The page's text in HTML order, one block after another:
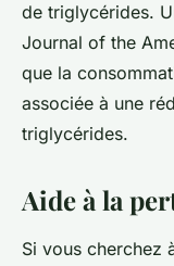
de triglycérides.
Journal of the
que la
associée à une
triglycérides.
Aide à la
Si vous cherchez